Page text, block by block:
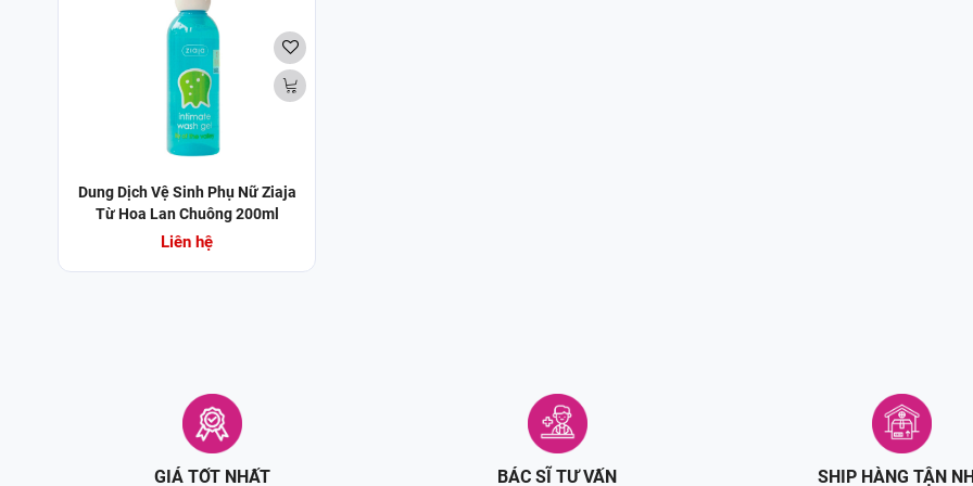
Dung Dịch Vệ Sinh Phụ Nữ Ziaja
Từ Hoa Lan Chuông 200ml
Intimate Wash Gel - Lily Of The
Valley
Liên hệ
GIÁ TỐT NHẤT BÁC SĨ TƯ VẤN SHIP HÀNG TẬN